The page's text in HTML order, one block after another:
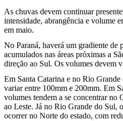
As chuvas devem continuar
intensidade, abrangência e volume
em maio.
No Paraná, haverá um gradiente de
acumulados nas áreas próximas a
direção ao Sul. Os volumes devem
Em Santa Catarina e no Rio
variar entre 100mm e 200mm. Em
volumes tendem a se concentrar no
ao Leste. Já no Rio Grande do Sul,
ocorrer no Norte do estado, com